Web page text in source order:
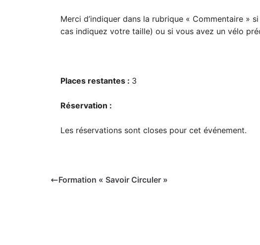
Merci d’indiquer dans la rubrique « Commentaire »
cas indiquez votre taille) ou si vous avez un vélo
Places restantes : 3
Réservation :
Les réservations sont closes pour cet événement.
Formation « Savoir Circuler »